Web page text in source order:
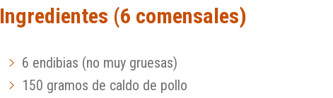
Ingredientes (6 comensales)
6 endibias (no muy gruesas)
150 gramos de caldo de pollo